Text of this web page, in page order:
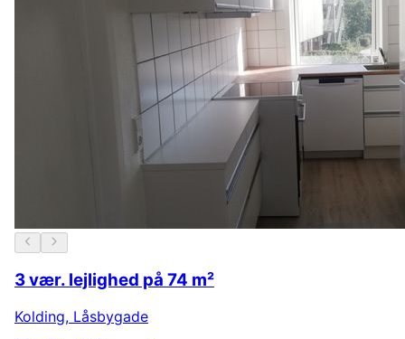
3 vær. lejlighed på 74 m²
Kolding, Låsbygade